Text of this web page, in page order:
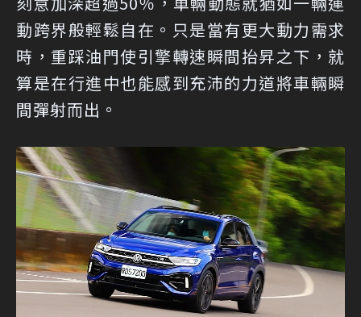
動跨界般輕鬆自在。只是當有更大動力需求
時，重踩油門使引擎轉速瞬間抬昇之下，就
算是在行進中也能感到充沛的力道將車輛瞬
間彈射而出。